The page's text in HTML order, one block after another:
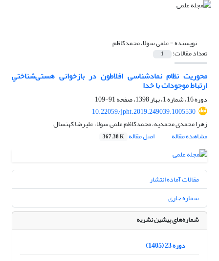
نویسنده =علمی سولا، محمدکاظم
تعداد مقالات: 1
محوریت نظام نمادشناسی افلاطون در بازخوانی هستی‌شناختیِ
ارتباط موجودات با خدا
دوره 16، شماره 1، بهار 1398، صفحه
91-109
10.22059/jpht.2019.249039.1005530
زهرا محمدی محمدیه، محمدکاظم علمی سولا، علیرضا کهنسال
مشاهده مقاله
اصل مقاله 367.38 K
مقالات آماده انتشار
شماره جاری
شماره‌های پیشین نشریه
دوره 23 (1405)